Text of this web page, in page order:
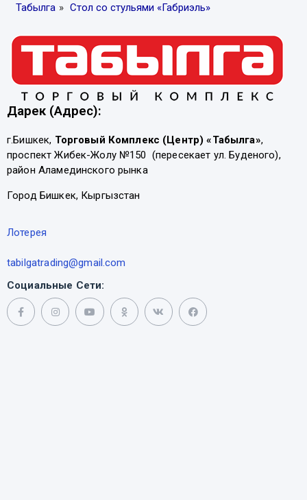
Табылга » Стол со стульями «Габриэль»
Дарек (Адрес):
г.Бишкек, Торговый Комплекс (Центр) «Табылга»,
проспект Жибек-Жолу №150 (пересекает ул. Буденого),
район Аламединского рынка
Город Бишкек, Кыргызстан
Лотерея
tabilgatrading@gmail.com
Социальные Сети: